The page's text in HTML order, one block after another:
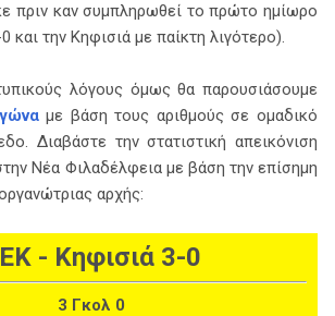
πριν καν συμπληρωθεί το πρώτο ημίωρο
και την Κηφισιά με παίκτη λιγότερο).
λόγους όμως θα παρουσιάσουμε
με βάση τους αριθμούς σε ομαδικό
Διαβάστε την στατιστική απεικόνιση
Νέα Φιλαδέλφεια με βάση την επίσημη
αρχής:
- Κηφισιά 3-0
3 Γκολ 0